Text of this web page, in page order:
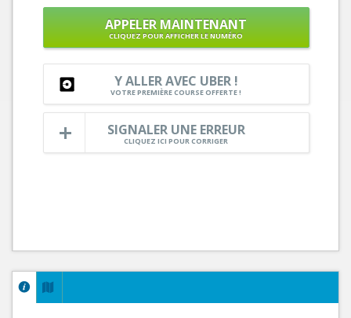
APPELER MAINTENANT
CLIQUEZ POUR AFFICHER LE NUMÉRO
Y ALLER AVEC UBER !
VOTRE PREMIÈRE COURSE OFFERTE !
SIGNALER UNE ERREUR
CLIQUEZ ICI POUR CORRIGER